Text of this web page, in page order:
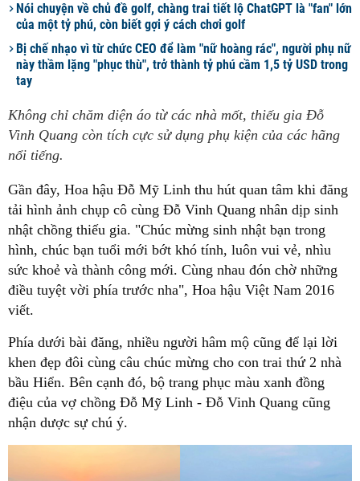
Nói chuyện về chủ đề golf, chàng trai tiết lộ ChatGPT là "fan" lớn
của một tỷ phú, còn biết gợi ý cách chơi golf
Bị chế nhạo vì từ chức CEO để làm "nữ hoàng rác", người phụ nữ
này thầm lặng "phục thù", trở thành tỷ phú cầm 1,5 tỷ USD trong
tay
Không chỉ chăm diện áo từ các nhà mốt, thiếu gia Đỗ
Vinh Quang còn tích cực sử dụng phụ kiện của các hãng
nổi tiếng.
Gần đây, Hoa hậu Đỗ Mỹ Linh thu hút quan tâm khi đăng
tải hình ảnh chụp cô cùng Đỗ Vinh Quang nhân dịp sinh
nhật chồng thiếu gia. "Chúc mừng sinh nhật bạn trong
hình, chúc bạn tuổi mới bớt khó tính, luôn vui vẻ, nhìu
sức khoẻ và thành công mới. Cùng nhau đón chờ những
điều tuyệt vời phía trước nha", Hoa hậu Việt Nam 2016
viết.
Phía dưới bài đăng, nhiều người hâm mộ cũng để lại lời
khen đẹp đôi cùng câu chúc mừng cho con trai thứ 2 nhà
bầu Hiển. Bên cạnh đó, bộ trang phục màu xanh đồng
điệu của vợ chồng Đỗ Mỹ Linh - Đỗ Vinh Quang cũng
nhận dược sự chú ý.